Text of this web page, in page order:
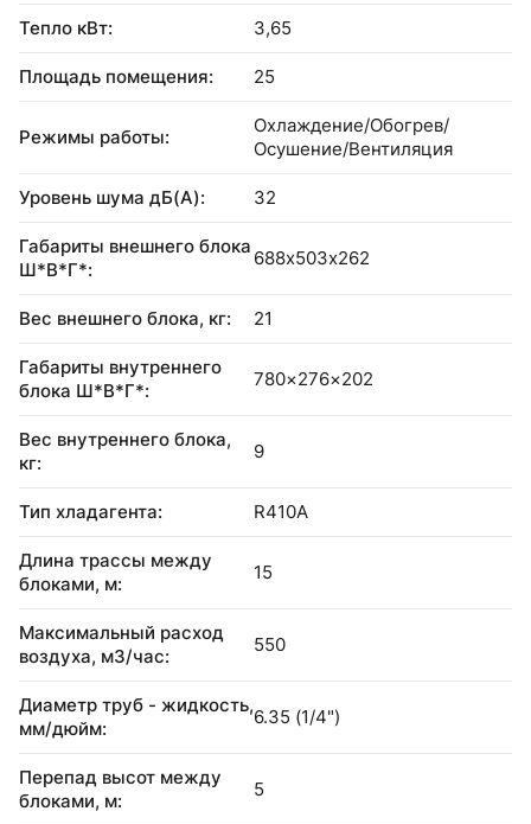
Тепло кВт: 3,65
Площадь помещения: 25
Режимы работы:
Охлаждение/Обогрев/
Осушение/Вентиляция
Уровень шума дБ(А): 32
Габариты внешнего блока
Ш*В*Г*:
688x503x262
Вес внешнего блока, кг: 21
Габариты внутреннего
блока Ш*В*Г*:
780×276×202
Вес внутреннего блока,
кг:
9
Тип хладагента: R410А
Длина трассы между
блоками, м:
15
Максимальный расход
воздуха, м3/час:
550
Диаметр труб - жидкость,
мм/дюйм:
6.35 (1/4")
Перепад высот между
блоками, м:
5